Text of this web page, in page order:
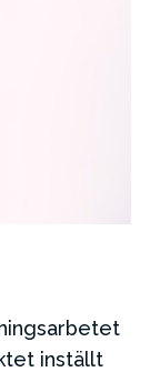
inställt